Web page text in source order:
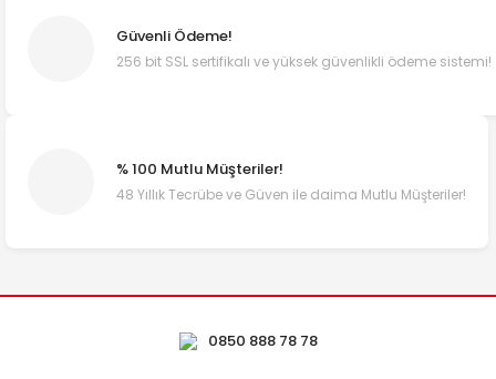
Güvenli Ödeme!
256 bit SSL sertifikalı ve yüksek güvenlikli ödeme sistemi!
% 100 Mutlu Müşteriler!
48 Yıllık Tecrübe ve Güven ile daima Mutlu Müşteriler!
0850 888 78 78